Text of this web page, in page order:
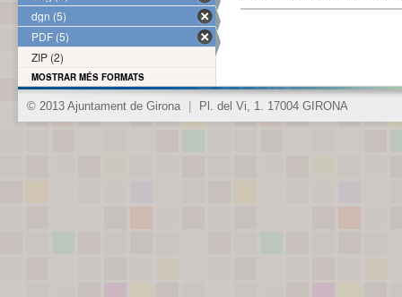
dgn (5)
PDF (5)
ZIP (2)
MOSTRAR MÉS FORMATS
© 2013 Ajuntament de Girona Pl. del Vi, 1. 17004 GIRONA